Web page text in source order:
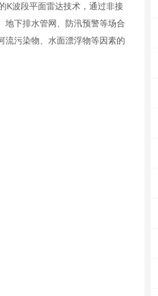
波段平面雷达技术，通过非接
地下排水管网、防汛预警等场合
流污染物、水面漂浮物等因素的